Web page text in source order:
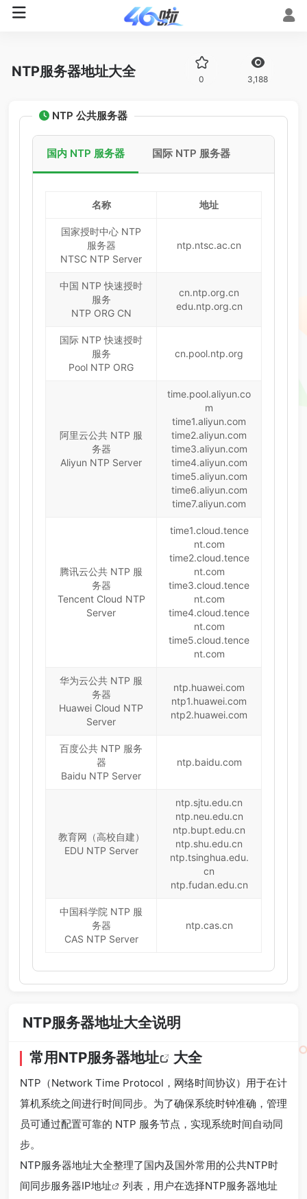
NTP服务器地址大全 0 3,188
NTP 公共服务器
国内 NTP 服务器 国际 NTP 服务器
名称 地址
国家授时中心 NTP
服务器
NTSC NTP Server
ntp.ntsc.ac.cn
中国 NTP 快速授时
服务
NTP ORG CN
cn.ntp.org.cn
edu.ntp.org.cn
国际 NTP 快速授时
服务
Pool NTP ORG
cn.pool.ntp.org
阿里云公共 NTP 服
务器
Aliyun NTP Server
time.pool.aliyun.co
m
time1.aliyun.com
time2.aliyun.com
time3.aliyun.com
time4.aliyun.com
time5.aliyun.com
time6.aliyun.com
time7.aliyun.com
腾讯云公共 NTP 服
务器
Tencent Cloud NTP
Server
time1.cloud.tence
nt.com
time2.cloud.tence
nt.com
time3.cloud.tence
nt.com
time4.cloud.tence
nt.com
time5.cloud.tence
nt.com
华为云公共 NTP 服
务器
Huawei Cloud NTP
Server
ntp.huawei.com
ntp1.huawei.com
ntp2.huawei.com
百度公共 NTP 服务
器
Baidu NTP Server
ntp.baidu.com
教育网（高校自建）
EDU NTP Server
ntp.sjtu.edu.cn
ntp.neu.edu.cn
ntp.bupt.edu.cn
ntp.shu.edu.cn
ntp.tsinghua.edu.
cn
ntp.fudan.edu.cn
中国科学院 NTP 服
务器
CAS NTP Server
ntp.cas.cn
NTP服务器地址大全说明
常用NTP服务器地址 大全
NTP（Network Time Protocol，网络时间协议）用于在计
算机系统之间进行时间同步。为了确保系统时钟准确，管理
员可通过配置可靠的 NTP 服务节点，实现系统时间自动同
步。
NTP服务器地址大全整理了国内及国外常用的公共NTP时
间同步服务器IP地址
列表，用户在选择NTP服务器地址